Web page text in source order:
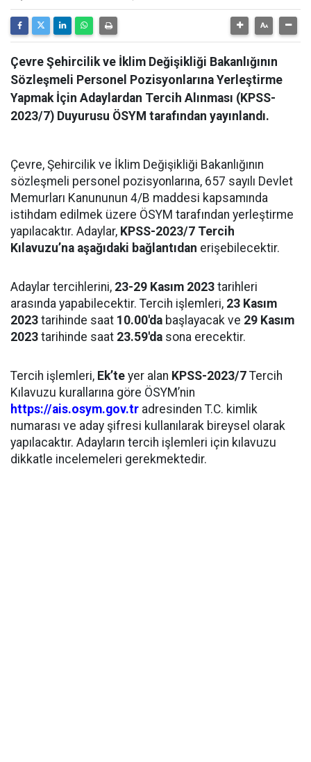
Çevre Şehircilik ve İklim Değişikliği Bakanlığının
Sözleşmeli Personel Pozisyonlarına Yerleştirme
Yapmak İçin Adaylardan Tercih Alınması (KPSS-
2023/7) Duyurusu ÖSYM tarafından yayınlandı.
Çevre, Şehircilik ve İklim Değişikliği Bakanlığının
sözleşmeli personel pozisyonlarına, 657 sayılı Devlet
Memurları Kanununun 4/B maddesi kapsamında
istihdam edilmek üzere ÖSYM tarafından yerleştirme
yapılacaktır. Adaylar, KPSS-2023/7 Tercih
Kılavuzu’na aşağıdaki bağlantıdan erişebilecektir.
Adaylar tercihlerini, 23-29 Kasım 2023 tarihleri
arasında yapabilecektir. Tercih işlemleri, 23 Kasım
2023 tarihinde saat 10.00'da başlayacak ve 29 Kasım
2023 tarihinde saat 23.59'da sona erecektir.
Tercih işlemleri, Ek’te yer alan KPSS-2023/7 Tercih
Kılavuzu kurallarına göre ÖSYM’nin
https://ais.osym.gov.tr adresinden T.C. kimlik
numarası ve aday şifresi kullanılarak bireysel olarak
yapılacaktır. Adayların tercih işlemleri için kılavuzu
dikkatle incelemeleri gerekmektedir.